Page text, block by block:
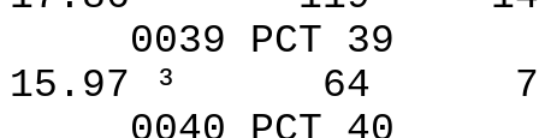
0039 PCT 39
15.97 ³
64